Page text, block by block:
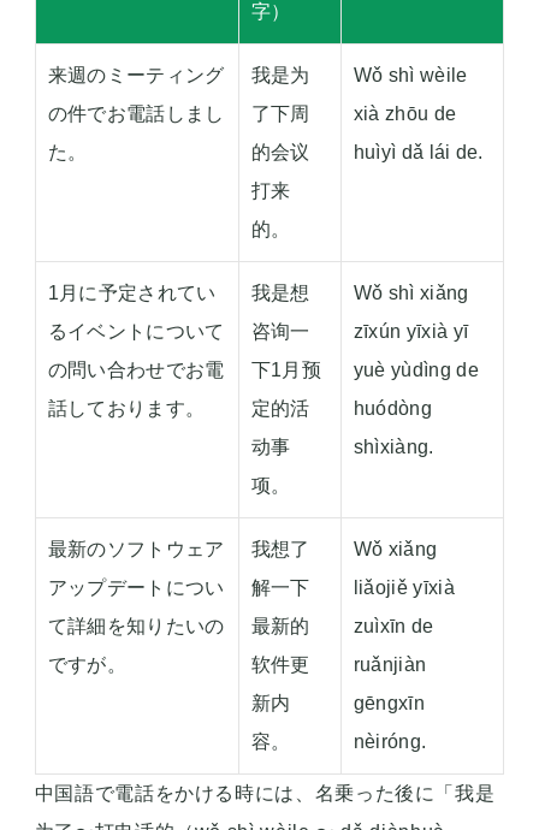
字）
来週のミーティング
の件でお電話しまし
た。
我是为
了下周
的会议
打来
的。
Wǒ shì wèile
xià zhōu de
huìyì dǎ lái de.
1月に予定されてい
るイベントについて
の問い合わせでお電
話しております。
我是想
咨询一
下1月预
定的活
动事
项。
Wǒ shì xiǎng
zīxún yīxià yī
yuè yùdìng de
huódòng
shìxiàng.
最新のソフトウェア
アップデートについ
て詳細を知りたいの
ですが。
我想了
解一下
最新的
软件更
新内
容。
Wǒ xiǎng
liǎojiě yīxià
zuìxīn de
ruǎnjiàn
gēngxīn
nèiróng.
中国語で電話をかける時には、名乗った後に「我是